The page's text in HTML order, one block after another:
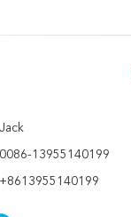
Jack
0086-13955140199
+8613955140199